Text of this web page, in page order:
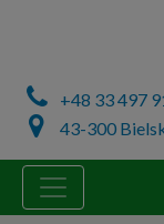
+48 33 497
43-300